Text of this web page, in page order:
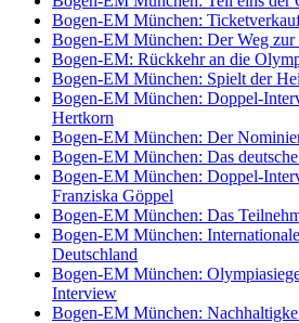
Bogen-EM München:
Bogen-EM München: Der Weg
Bogen-EM: Rückkehr an die
Bogen-EM München: Spielt der
Bogen-EM München: Doppel-
Hertkorn
Bogen-EM München: Der
Bogen-EM München: Das
Bogen-EM München: Doppel-
Franziska Göppel
Bogen-EM München: Das
Bogen-EM München:
Deutschland
Bogen-EM München:
Interview
Bogen-EM München: